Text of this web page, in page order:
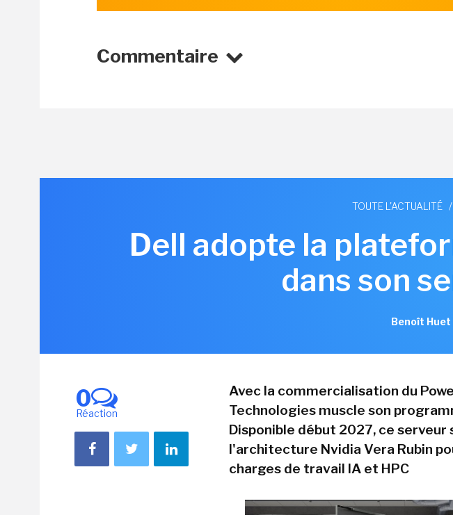
Commentaire
TOUTE L'ACTUALITÉ /
Dell adopte la
dans son
Benoît Huet
0
Réaction
Avec la commercialisation du
Technologies muscle son
Disponible début 2027, ce serveur
l'architecture Nvidia Vera Rubin
charges de travail IA et HPC